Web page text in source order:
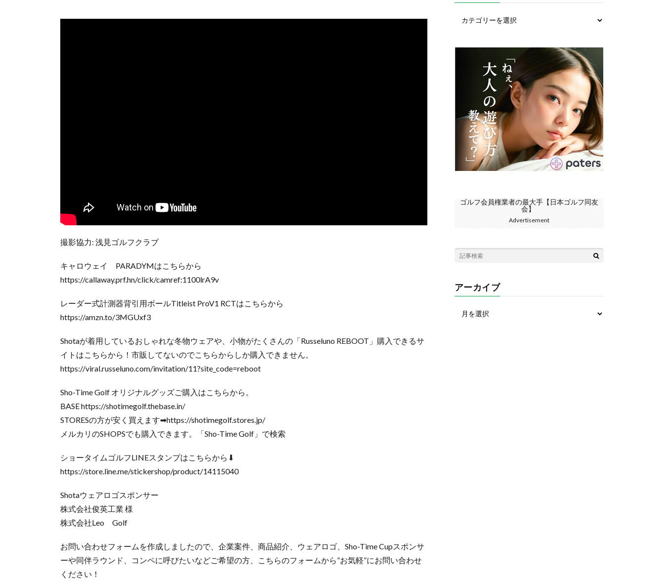
撮影協力: 浅見ゴルフクラブ
キャロウェイ PARADYMはこちらから
https://callaway.prf.hn/click/camref:1100lrA9v
レーダー式計測器背引用ボールTitleist ProV1 RCTはこちらから
https://amzn.to/3MGUxf3
Shotaが着用しているおしゃれな冬物ウェアや、小物がたくさんの「Russeluno REBOOT」購入できるサ
イトはこちらから！市販してないのでこちらからしか購入できません。
https://viral.russeluno.com/invitation/11?site_code=reboot
Sho-Time Golf オリジナルグッズご購入はこちらから。
BASE https://shotimegolf.thebase.in/
STORESの方が安く買えます➡︎https://shotimegolf.stores.jp/
メルカリのSHOPSでも購入できます。「Sho-Time Golf」で検索
ショータイムゴルフLINEスタンプはこちらから⬇︎
https://store.line.me/stickershop/product/14115040
Shotaウェアロゴスポンサー
株式会社俊英工業 様
株式会社Leo Golf
お問い合わせフォームを作成しましたので、企業案件、商品紹介、ウェアロゴ、Sho-Time Cupスポンサ
ーや同伴ラウンド、コンペに呼びたいなどご希望の方、こちらのフォームから”お気軽”にお問い合わせ
ください！
ゴルフ会員権業者の最大手【日本ゴルフ同友
会】
Advertisement
アーカイブ